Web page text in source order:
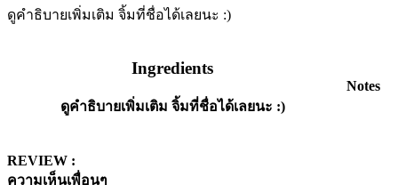
ดูคำธิบายเพิ่มเติม จิ้มที่ชื่อได้เลยนะ :)
Ingredients
ดูคำธิบายเพิ่มเติม จิ้มที่ชื่อได้เลยนะ :)
Notes
REVIEW :
ความเห็นเพื่อนๆ